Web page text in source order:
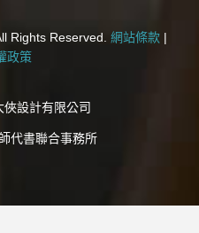
Rights Reserved. 網站條款 |
政策
俠設計有限公司
代書聯合事務所